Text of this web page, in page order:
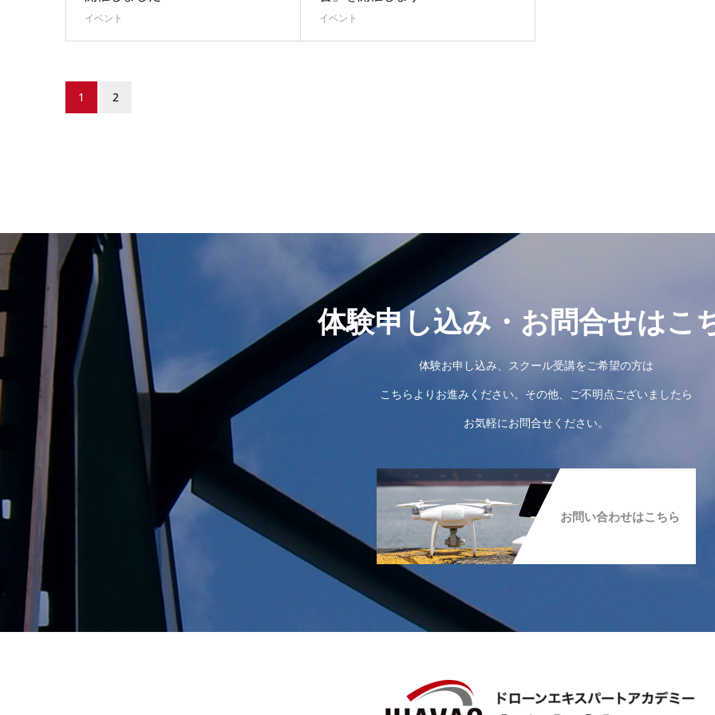
イベント イベント
1 2
体験申し込み・お問合せはこ
体験お申し込み、スクール受講をご希望の方は
こちらよりお進みください。その他、ご不明点ございましたら
お気軽にお問合せください。
お問い合わせはこちら